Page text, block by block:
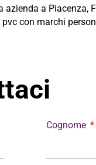
a Piacenza,
con marchi
Cognome